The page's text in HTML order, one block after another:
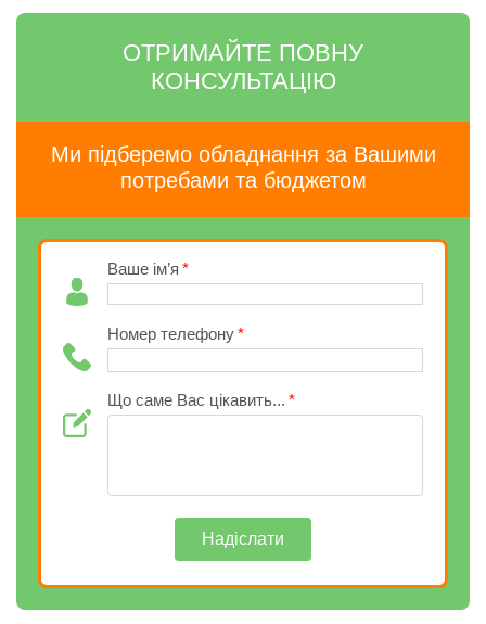
ОТРИМАЙТЕ ПОВНУ
КОНСУЛЬТАЦІЮ
Ми підберемо обладнання за Вашими
потребами та бюджетом
Ваше ім’я
Номер телефону
Що саме Вас цікавить...
Надіслати